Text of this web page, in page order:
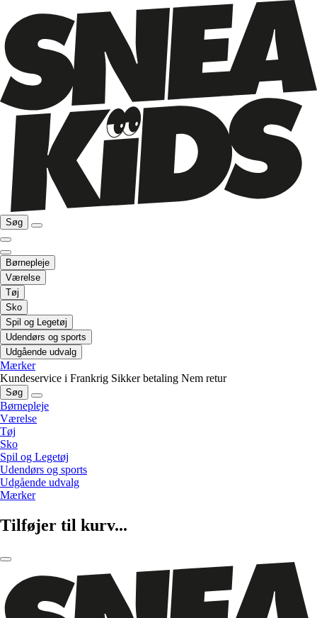
Søg
Børnepleje
Værelse
Tøj
Sko
Spil og Legetøj
Udendørs og sports
Udgående udvalg
Mærker
Kundeservice i Frankrig Sikker betaling Nem retur
Søg
Børnepleje
Værelse
Tøj
Sko
Spil og Legetøj
Udendørs og sports
Udgående udvalg
Mærker
Tilføjer til kurv...